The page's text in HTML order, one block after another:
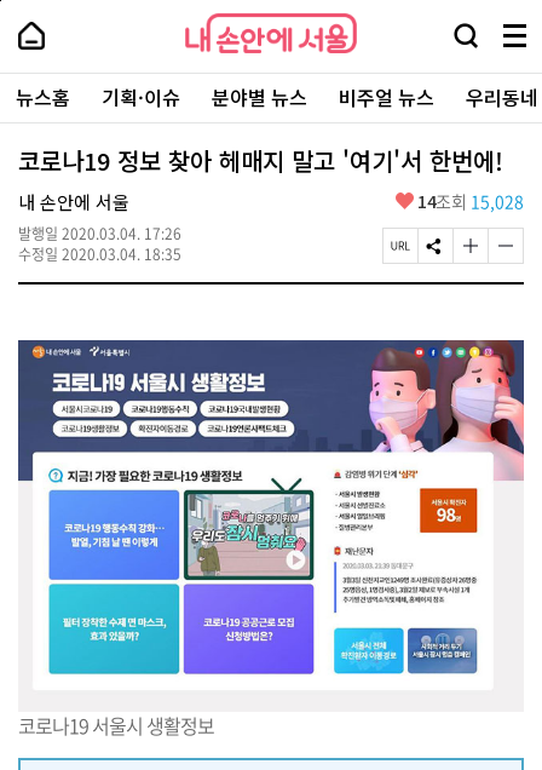
본
로
가
내
손
안
에
서
울
-
서
울
시
대
표
소
털
내
손
에
울
검
창
열
기
메
뉴
전
체
보
주
요
서
뉴스홈 기획·이슈 분야별 뉴스 비주얼 뉴스 우리동
코로나19 정보 찾아 헤매지 말고 '여기'서 한번에!
내 손안에 서울
발행일 2020.03.04. 17:26
수정일 2020.03.04. 18:35
좋
요
14조회 15,028
페
이
R
L
복
사
S
N
유
하
기
글
자
크
게
변
경
하
기
글
자
작
게
변
경
하
기
코로나19 서울시 생활정보
페
상
단
로